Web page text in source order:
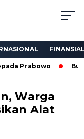
Prabowo Bukan
Warga
Alat